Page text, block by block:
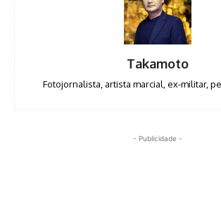
Takamoto
Fotojornalista, artista marcial, ex-militar,
- Publicidade -